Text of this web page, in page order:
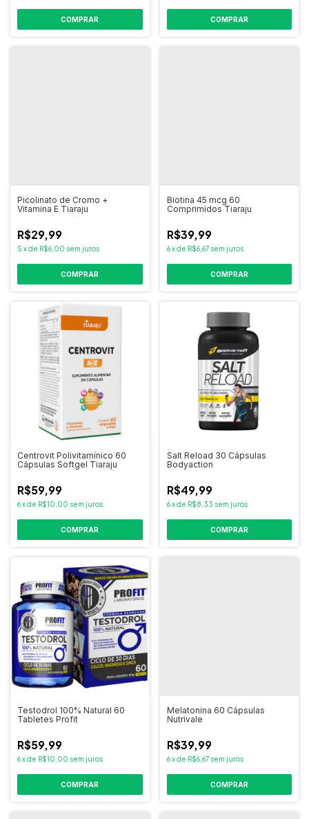
COMPRAR
Picolinato de Cromo +
Vitamina E Tiaraju
R$29,99
5 xde R$6,00 sem juros
Biotina 45 mcg 60
Comprimidos Tiaraju
R$39,99
6 xde R$6,67 sem juros
COMPRAR
Centrovit Polivitamínico 60
Cápsulas Softgel Tiaraju
R$59,99
6xde R$10,00 sem juros
COMPRAR
Salt Reload 30 Cápsulas
Bodyaction
R$49,99
6 xde R$8,33 sem juros
COMPRAR
Testodrol 100% Natural 60
Tabletes Profit
R$59,99
6xde R$10,00 sem juros
COMPRAR
Melatonina 60 Cápsulas
Nutrivale
R$39,99
6 xde R$6,67 sem juros
COMPRAR